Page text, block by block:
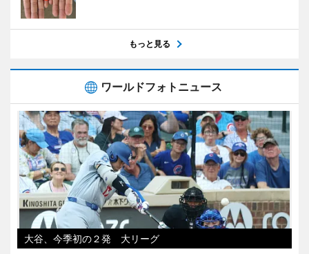
もっと見る
ワールドフォトニュース
大谷、今季初の２発 大リーグ